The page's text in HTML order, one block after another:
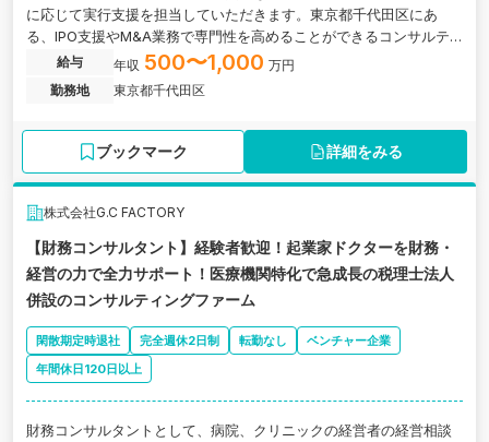
に応じて実行支援を担当していただきます。東京都千代田区にあ
る、IPO支援やM&A業務で専門性を高めることができるコンサルテ
ィングファームの求人です。
給与 年収 500〜1,000 万円
勤務地
東京都千代田区
ブックマーク 詳細をみる
株式会社G.C FACTORY
【財務コンサルタント】経験者歓迎！起業家ドクターを財務・
経営の力で全力サポート！医療機関特化で急成長の税理士法人
併設のコンサルティングファーム
閑散期定時退社 完全週休2日制 転勤なし
ベンチャー企業
年間休日120日以上
財務コンサルタントとして、病院、クリニックの経営者の経営相談